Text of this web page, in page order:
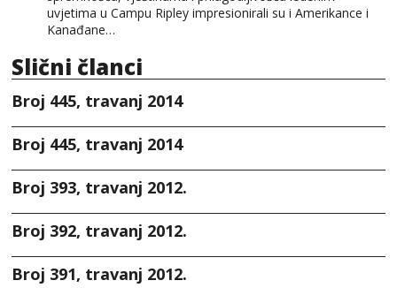
uvjetima u Campu Ripley impresionirali su i Amerikance i
Kanađane…
Slični članci
Broj 445, travanj 2014
Broj 445, travanj 2014
Broj 393, travanj 2012.
Broj 392, travanj 2012.
Broj 391, travanj 2012.